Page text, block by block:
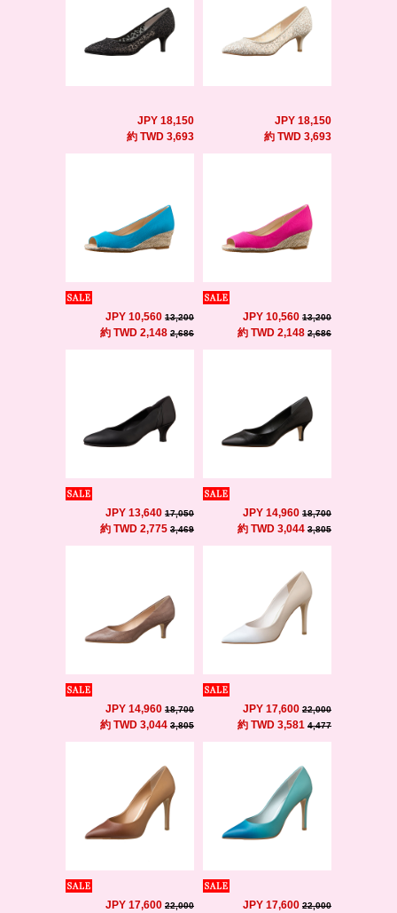
JPY 18,150
約 TWD 3,693
JPY 18,150
約 TWD 3,693
JPY 10,560 13,200
約 TWD 2,148 2,686
JPY 10,560 13,200
約 TWD 2,148 2,686
JPY 13,640 17,050
約 TWD 2,775 3,469
JPY 14,960 18,700
約 TWD 3,044 3,805
JPY 14,960 18,700
約 TWD 3,044 3,805
JPY 17,600 22,000
約 TWD 3,581 4,477
JPY 17,600 22,000 JPY 17,600 22,000